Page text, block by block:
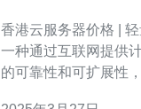
香港云服务器价格 | 轻量级
一种通过互联网提供
的可靠性和可扩展性